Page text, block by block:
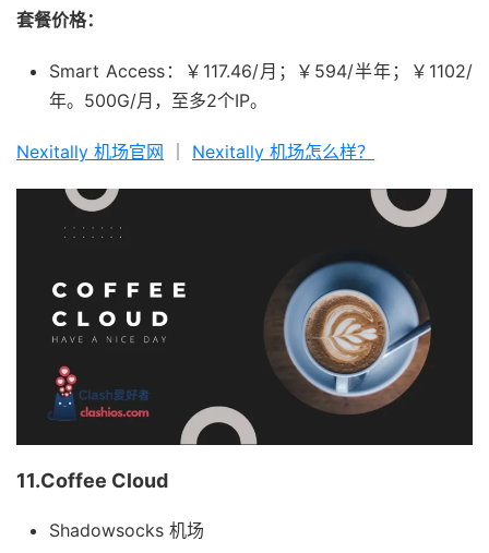
套餐价格：
Smart Access：￥117.46/月；￥594/半年；￥1102/
年。500G/月，至多2个IP。
Nexitally 机场官网 Nexitally 机场怎么样？
11.Coffee Cloud
Shadowsocks 机场